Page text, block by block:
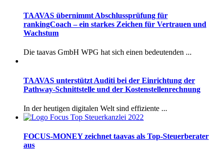
TAAVAS übernimmt Abschlussprüfung für
rankingCoach – ein starkes Zeichen für Vertrauen und
Wachstum
Die taavas GmbH WPG hat sich einen bedeutenden ...
TAAVAS unterstützt Auditi bei der Einrichtung der
Pathway-Schnittstelle und der Kostenstellenrechnung
In der heutigen digitalen Welt sind effiziente ...
FOCUS-MONEY zeichnet taavas als Top-Steuerberater
aus